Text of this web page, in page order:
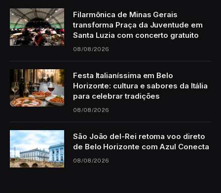
Filarmônica de Minas Gerais
transforma Praça da Juventude em
Santa Luzia com concerto gratuito
08/08/2026
Festa Italianíssima em Belo
Horizonte: cultura e sabores da Itália
para celebrar tradições
08/08/2026
São João del-Rei retoma voo direto
de Belo Horizonte com Azul Conecta
08/08/2026